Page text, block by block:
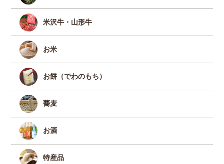
米沢牛・山形牛
お米
お餅（でわのもち）
蕎麦
お酒
特産品